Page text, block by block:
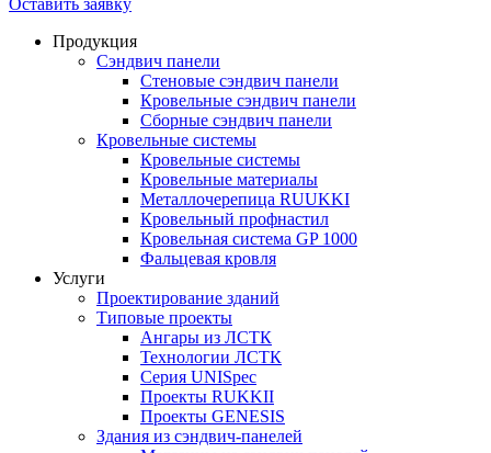
Оставить заявку
Продукция
Сэндвич панели
Стеновые сэндвич панели
Кровельные сэндвич панели
Сборные сэндвич панели
Кровельные системы
Кровельные системы
Кровельные материалы
Металлочерепица RUUKKI
Кровельный профнастил
Кровельная система GP 1000
Фальцевая кровля
Услуги
Проектирование зданий
Типовые проекты
Ангары из ЛСТК
Технологии ЛСТК
Серия UNISpec
Проекты RUKKII
Проекты GENESIS
Здания из сэндвич-панелей